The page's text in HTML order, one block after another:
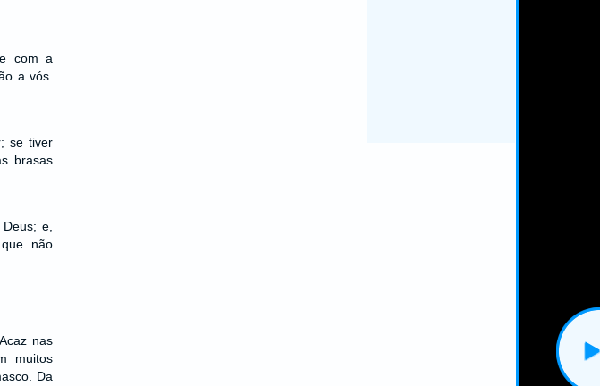
com a
a vós.
se tiver
brasas
e,
não
nas
muitos
Da